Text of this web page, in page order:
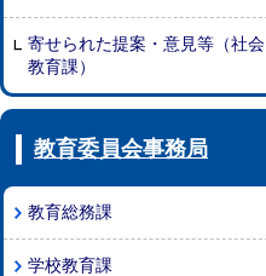
寄せられた提案・意見等（社会
教育課）
教育委員会事務局
教育総務課
学校教育課